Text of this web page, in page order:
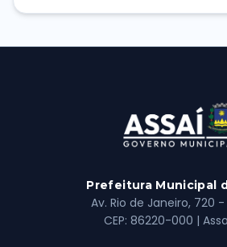
Prefeitura Municipal
Av. Rio de Janeiro, 720
CEP: 86220-000 |